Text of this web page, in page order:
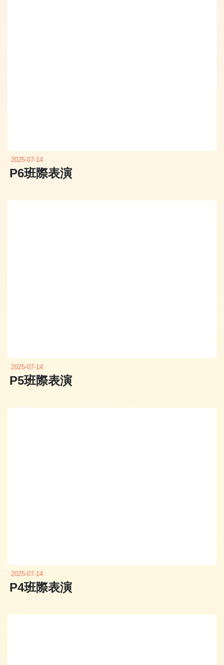
2025-07-14
P6班際表演
2025-07-14
P5班際表演
2025-07-14
P4班際表演